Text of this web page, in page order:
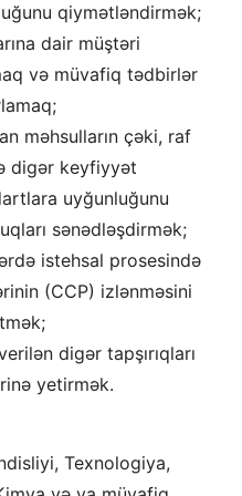
qiymətləndirmək;
dair müştəri
və müvafiq tədbirlər
məhsulların çəki, raf
digər keyfiyyət
uyğunluğunu
sənədləşdirmək;
istehsal prosesində
(CCP) izlənməsini
digər tapşırıqları
yetirmək.
Texnologiya,